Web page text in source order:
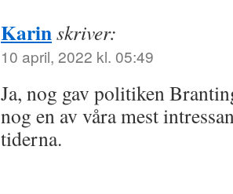
Karinskriver:
10 april, 2022 kl. 05:49
Ja, nog gav politiken
nog en av våra mest
tiderna.